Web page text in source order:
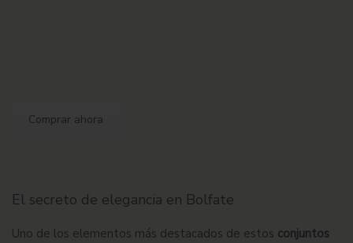
Comprar ahora
El secreto de elegancia en Bolfate
Uno de los elementos más destacados de estos conjuntos